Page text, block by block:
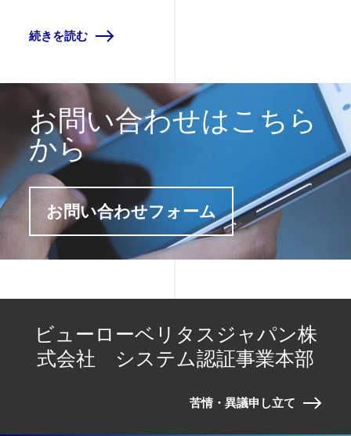
続きを読む
お問い合わせはこちら
から
お問い合わせフォーム
ビューローベリタスジャパン株
式会社 システム認証事業本部
苦情・異議申し立て